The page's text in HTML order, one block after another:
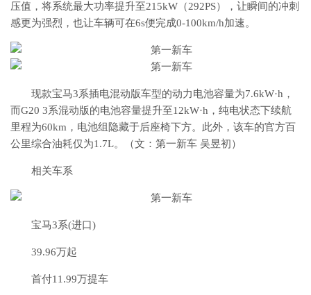
压值，将系统最大功率提升至215kW（292PS），让瞬间的冲刺
感更为强烈，也让车辆可在6s便完成0-100km/h加速。
现款宝马3系插电混动版车型的动力电池容量为7.6kW·h，
而G20 3系混动版的电池容量提升至12kW·h，纯电状态下续航
里程为60km，电池组隐藏于后座椅下方。此外，该车的官方百
公里综合油耗仅为1.7L。（文：第一新车 吴昱初）
相关车系
宝马3系(进口)
39.96万起
首付11.99万提车